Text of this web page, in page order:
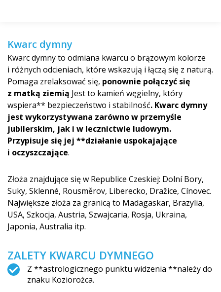
Kwarc dymny
Kwarc dymny to odmiana kwarcu o brązowym kolorze
i różnych odcieniach, które wskazują i łączą się z naturą.
Pomaga zrelaksować się, ponownie połączyć się
z matką ziemią Jest to kamień węgielny, który
wspiera** bezpieczeństwo i stabilność. Kwarc dymny
jest wykorzystywana zarówno w przemyśle
jubilerskim, jak i w lecznictwie ludowym.
Przypisuje się jej **działanie uspokajające
i oczyszczające.
Złoża znajdujące się w Republice Czeskiej: Dolní Bory,
Suky, Sklenné, Rousměrov, Liberecko, Dražice, Cínovec.
Największe złoża za granicą to Madagaskar, Brazylia,
USA, Szkocja, Austria, Szwajcaria, Rosja, Ukraina,
Japonia, Australia itp.
ZALETY KWARCU DYMNEGO
Z **astrologicznego punktu widzenia **należy do
znaku Koziorożca.